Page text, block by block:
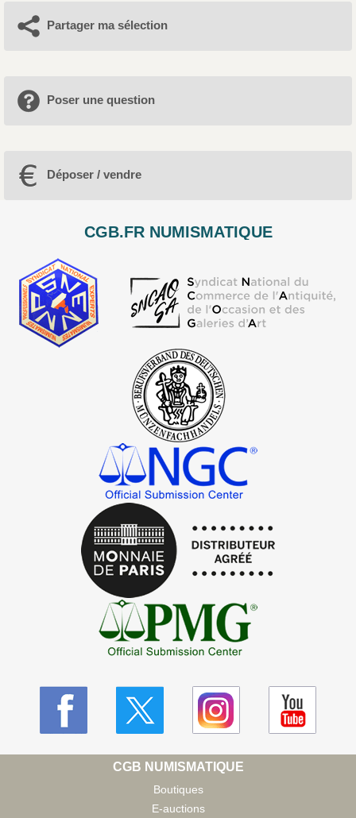
Partager ma sélection
Poser une question
Déposer / vendre
CGB.FR NUMISMATIQUE
CGB NUMISMATIQUE
Boutiques
E-auctions